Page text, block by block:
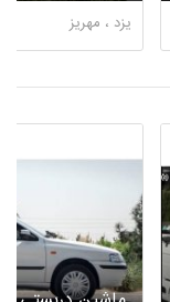
یزد ، مهریز